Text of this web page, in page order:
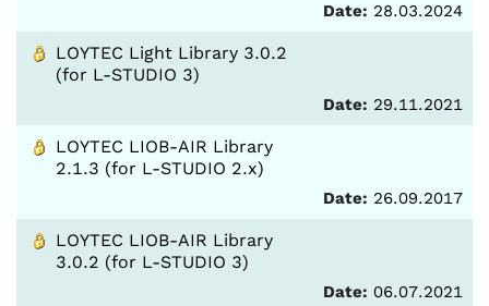
Date: 28.03.2024
LOYTEC Light Library 3.0.2
(for L-STUDIO 3)
Date: 29.11.2021
LOYTEC LIOB-AIR Library
2.1.3 (for L-STUDIO 2.x)
Date: 26.09.2017
LOYTEC LIOB-AIR Library
3.0.2 (for L-STUDIO 3)
Date: 06.07.2021